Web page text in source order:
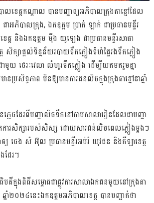
ខេត្តកណ្ដាល បានបញ្ជាឲ្យអភិបាលក្រុងតាខ្មៅដែល
អភិបាលក្រុង, ឯកឧត្តម ប្រាក់ ឡាក់ ជាប្រធានមន្ទីរ
ត និងឯកឧត្តម ម៉ឹង យូឡេង ជាប្រធានមន្ទីរសាធា
សិក្សាផ្តល់ទិន្នន័យរបាយទឹកភ្លៀងទំហំផ្ទៃរងទឹកភ្លៀង
ាមួយ ថេរៈវេលា លំហូរទឹកភ្លៀង ដើម្បីយកមករួមគ្នា
ប្រសិទ្ធភាព មិនឱ្យមានការជនលិចក្នុងក្រុងតាខ្មៅនាឆ្នាំ
លេចដែរពីបញ្ហាលិចទឹកនៅតាមសាលារៀនដែលជាបញ្ហា
អាកការសិក្សារបស់សិស្ស ដោយសារជន់លិចពេលភ្លៀងម្ដងៗ
ឲ្យ ចេង សំ អ៊ុល ប្រធានមន្ទីរអប់រំ យុវជន និងកីឡាខេត្ត
ដែរ។
តីក្នុងពិធីសម្ពោធជាផ្លូវការសាលាឯកជនមួយនៅក្រុងតា
ាំ២០២៤នេះឯកឧត្តមអភិបាលខេត្ត បានបញ្ជាក់ថា